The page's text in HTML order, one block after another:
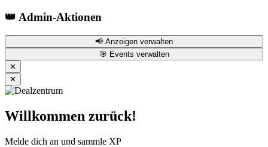
👑 Admin-Aktionen
📢 Anzeigen verwalten
🎯 Events verwalten
✕
✕
Willkommen zurück!
Melde dich an und sammle XP